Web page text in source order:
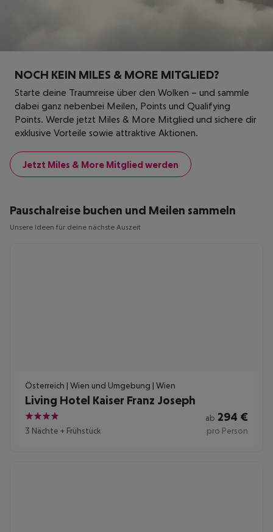
NOCH KEIN MILES & MORE MITGLIED?
Starte deine Traumreise über den Wolken – und sammle
dabei ganz nebenbei Meilen, Points und Qualifying
Points. Werde jetzt Miles & More Mitglied und sichere dir
exklusive Vorteile sowie attraktive Aktionen.
Jetzt Miles & More Mitglied werden
Pauschalreise buchen und Meilen sammeln
Unsere Ideen für deine nächste Auszeit
Österreich | Wien und Umgebung | Wien
Living Hotel Kaiser Franz Joseph
4
3 Nächte + Frühstück
ab 294 €
pro Person